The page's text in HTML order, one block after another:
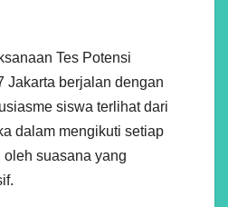
Tes Potensi
Jakarta berjalan dengan
siswa terlihat dari
dalam mengikuti setiap
suasana yang